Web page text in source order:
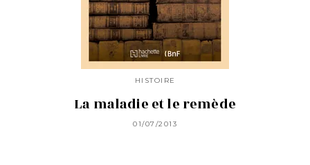
HISTOIRE
La maladie et le remède
01/07/2013